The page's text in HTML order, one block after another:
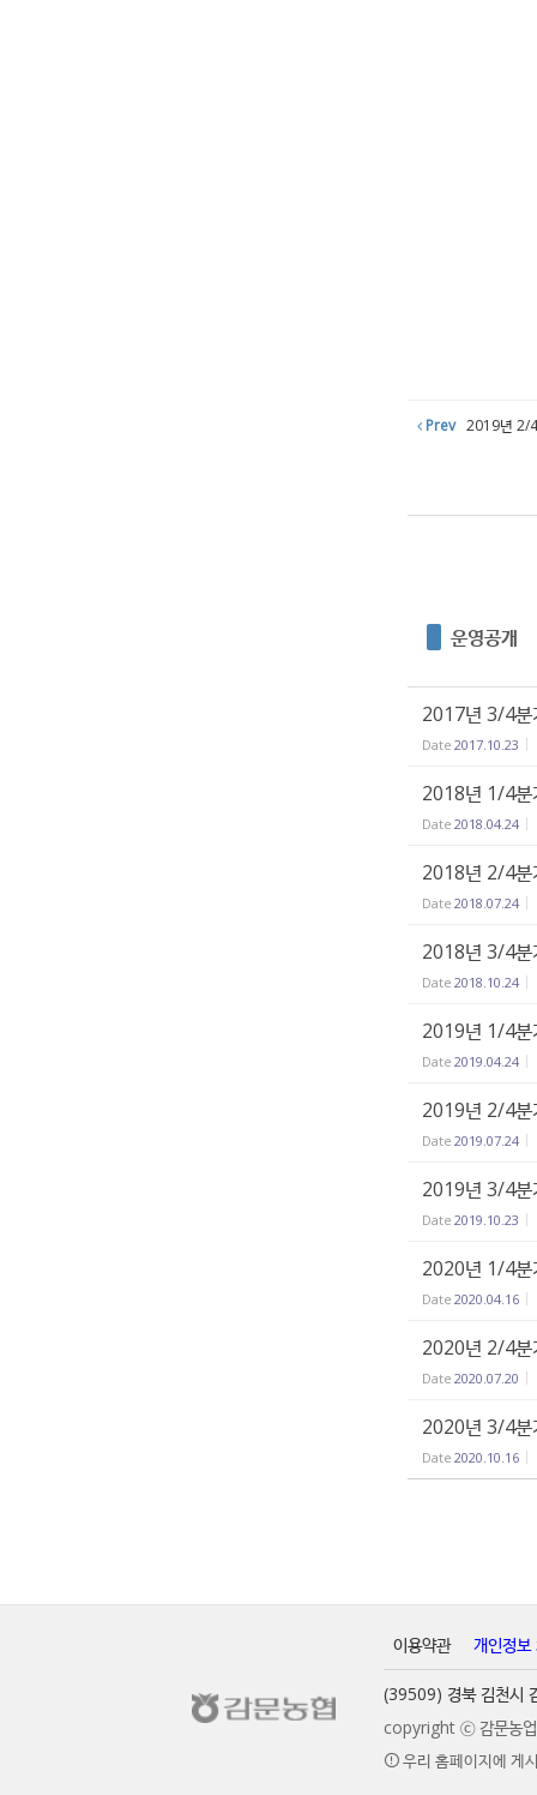
Prev 2019년 2/
운영공개
2017년 3/4분
Date 2017.10.23
2018년 1/4분
Date 2018.04.24
2018년 2/4분
Date 2018.07.24
2018년 3/4분
Date 2018.10.24
2019년 1/4분
Date 2019.04.24
2019년 2/4분
Date 2019.07.24
2019년 3/4분
Date 2019.10.23
2020년 1/4분
Date 2020.04.16
2020년 2/4분
Date 2020.07.20
2020년 3/4분
Date 2020.10.16
이용약관 개인정보
(39509) 경북 김천시
copyright ⓒ 감문농업
우리 홈페이지에 게